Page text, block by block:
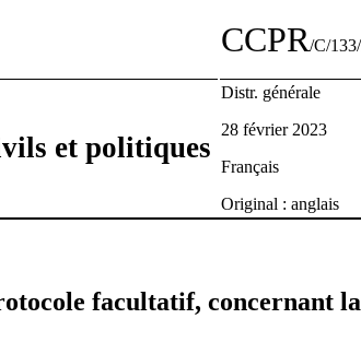
CCPR/C/
et politiques
Distr. générale
28 février 2023
Français
Original : anglais
facultatif, concernant la